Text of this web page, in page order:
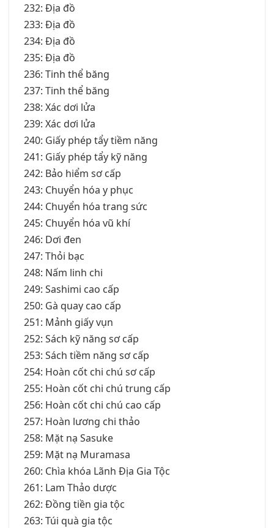
232: Địa đồ
233: Địa đồ
234: Địa đồ
235: Địa đồ
236: Tinh thể băng
237: Tinh thể băng
238: Xác dơi lửa
239: Xác dơi lửa
240: Giấy phép tẩy tiềm năng
241: Giấy phép tẩy kỹ năng
242: Bảo hiểm sơ cấp
243: Chuyển hóa y phục
244: Chuyển hóa trang sức
245: Chuyển hóa vũ khí
246: Dơi đen
247: Thỏi bạc
248: Nấm linh chi
249: Sashimi cao cấp
250: Gà quay cao cấp
251: Mảnh giấy vụn
252: Sách kỹ năng sơ cấp
253: Sách tiềm năng sơ cấp
254: Hoàn cốt chi chú sơ cấp
255: Hoàn cốt chi chú trung cấp
256: Hoàn cốt chi chú cao cấp
257: Hoàn lương chi thảo
258: Mặt nạ Sasuke
259: Mặt nạ Muramasa
260: Chìa khóa Lãnh Địa Gia Tộc
261: Lam Thảo dược
262: Đồng tiền gia tộc
263: Túi quà gia tộc